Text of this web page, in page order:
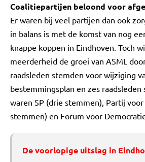
Coalitiepartijen beloond voor
Er waren bij veel partijen dan ook
in balans is met de komst van nog
knappe koppen in Eindhoven. Toch
meerderheid de groei van ASML
raadsleden stemden voor wijziging
bestemmingsplan en zes
waren SP (drie stemmen), Partij
stemmen) en Forum voor
De voorlopige uitslag in